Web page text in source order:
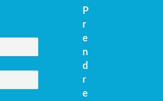
P
r
e
n
d
r
e